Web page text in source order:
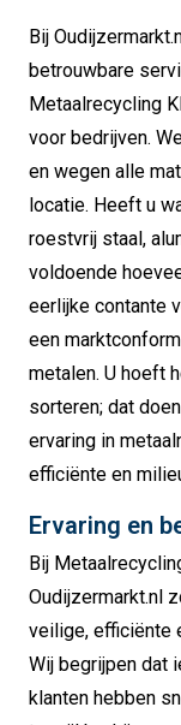
Bij
betrouwbare
Metaalrecycling
voor bedrijven.
en wegen alle
locatie. Heeft u
roestvrij staal,
voldoende
eerlijke contante
een
metalen. U hoeft
sorteren; dat
ervaring in
efficiënte en
Ervaring en
Bij
Oudijzermarkt.nl
veilige, efficiënte
Wij begrijpen dat
klanten hebben